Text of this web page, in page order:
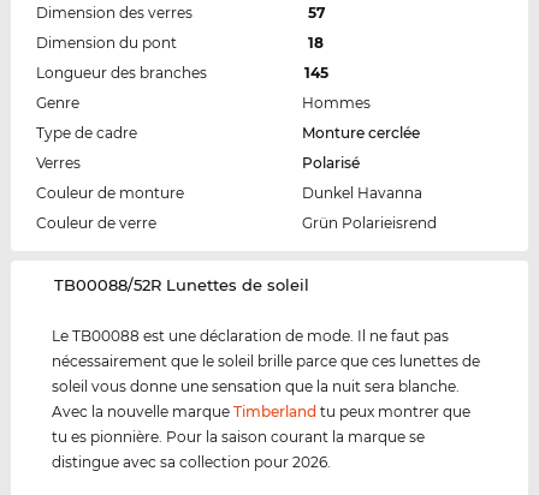
Dimension des verres
57
Dimension du pont
18
Longueur des branches
145
Genre
Hommes
Type de cadre
Monture cerclée
Verres
Polarisé
Couleur de monture
Dunkel Havanna
Couleur de verre
Grün Polarieisrend
‌TB00088/52R Lunettes de soleil
Le TB00088 est une déclaration de mode. Il ne faut pas
nécessairement que le soleil brille parce que ces lunettes de
soleil vous donne une sensation que la nuit sera blanche.
Avec la nouvelle marqueTimberland tu peux montrer que
tu es pionnière. Pour la saison courant la marque se
distingue avec sa collection pour 2026.